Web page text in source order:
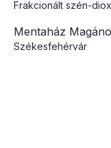
Frakcionált szén-
Mentaház
Székesfehérvár